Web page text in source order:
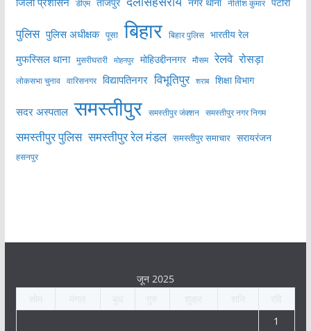
डीएम नीतीश कुमार
पुलिस पुलिस अधीक्षक पूसा बिहार बिहार पुलिस भारतीय रेल
मुफस्सिल थाना मुसरीघरारी मोहनपुर मोहिउद्दीननगर मौसम रेलवे रोसड़ा
लोकसभा चुनाव वारिसनगर विद्यापतिनगर विभूतिपुर शराब शिक्षा विभाग
सदर अस्पताल समस्तीपुर समस्तीपुर जंक्शन समस्तीपुर नगर निगम
समस्तीपुर पुलिस समस्तीपुर रेल मंडल समस्तीपुर समाचार सरायरंजन
हसनपुर
जून 2025
1